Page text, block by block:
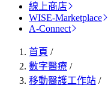
線上商店
WISE-Marketplace
A-Connect
首頁 /
數字醫療 /
移動醫護工作站 /